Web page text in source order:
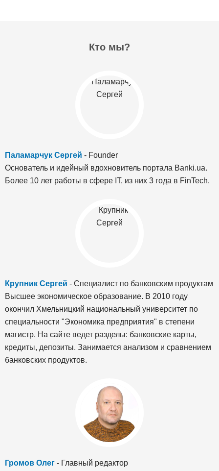
Кто мы?
Паламарчук Сергей - Founder
Основатель и идейный вдохновитель портала Banki.ua.
Более 10 лет работы в сфере IT, из них 3 года в FinTech.
Крупник Сергей - Специалист по банковским продуктам
Высшее экономическое образование. В 2010 году
окончил Хмельницкий национальный университет по
специальности "Экономика предприятия" в степени
магистр. На сайте ведет разделы: банковские карты,
кредиты, депозиты. Занимается анализом и сравнением
банковских продуктов.
Громов Олег - Главный редактор